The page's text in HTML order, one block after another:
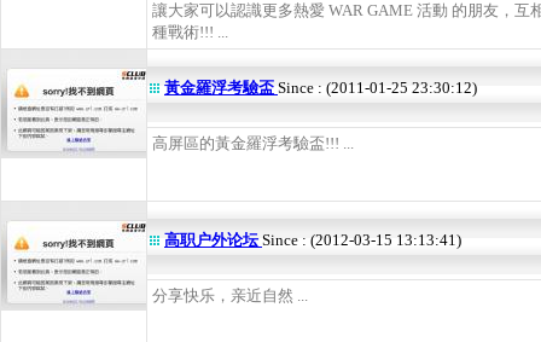
讓大家可以認識更多熱愛 WAR GAME 活動 的朋友，
種戰術!!! ...
黃金羅浮考驗盃 Since : (2011-01-25 23:30:12)
高屏區的黃金羅浮考驗盃!!! ...
高职户外论坛Since : (2012-03-15 13:13:41)
分享快乐，亲近自然 ...